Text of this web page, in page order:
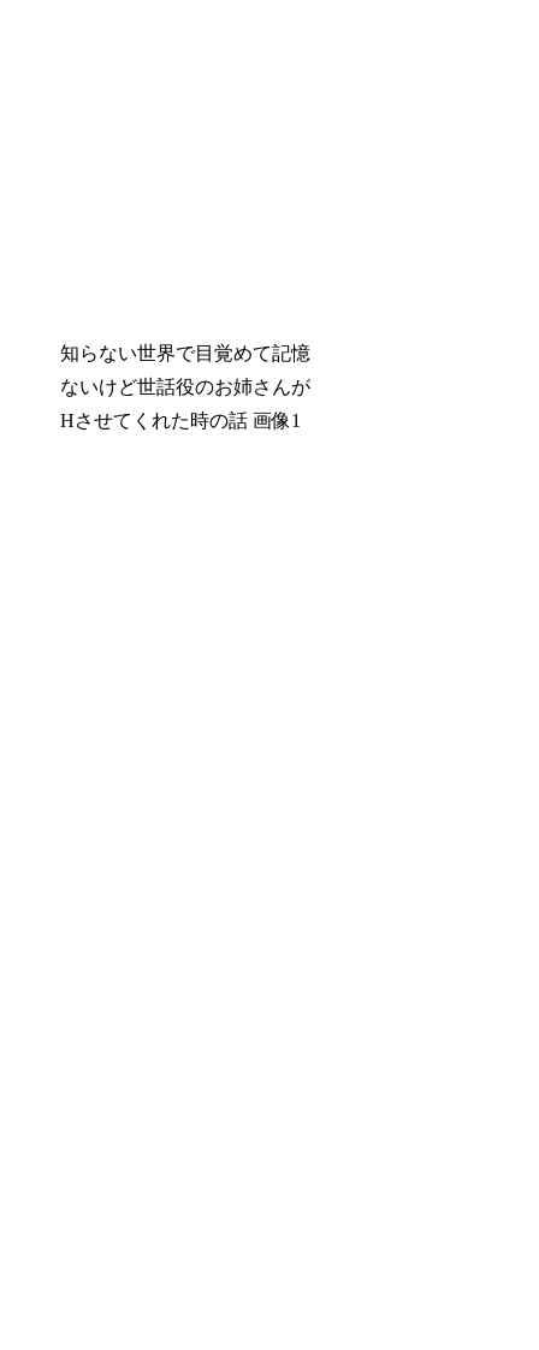
知らない世界で目覚めて記憶
ないけど世話役のお姉さんが
Hさせてくれた時の話 画像1